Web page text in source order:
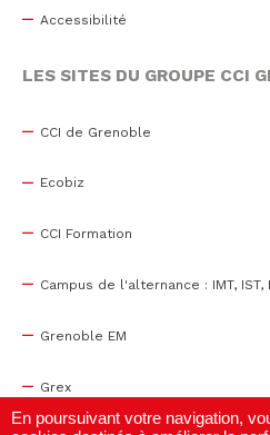
Accessibilité
LES SITES DU GROUPE CCI
CCI de Grenoble
Ecobiz
CCI Formation
Campus de l'alternance : IMT, IST,
Grenoble EM
Grex
En poursuivant votre navigation,